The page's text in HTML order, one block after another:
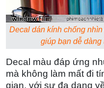
Decal dán kính chống
giúp bạn dễ
Decal màu đáp ứng
mà không làm mất đi
gian, với sự đa dạng